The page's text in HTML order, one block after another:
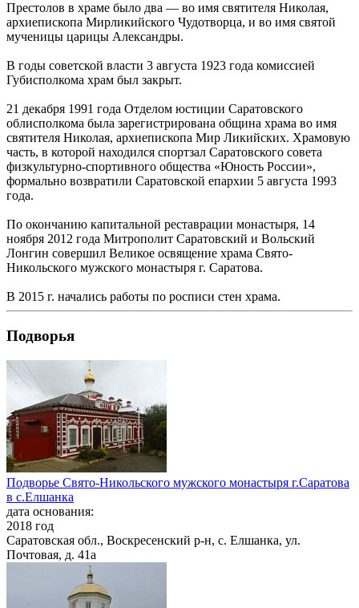
Престолов в храме было два — во имя святителя Николая,
архиепископа Мирликийского Чудотворца, и во имя святой
мученицы царицы Александры.
В годы советской власти 3 августа 1923 года комиссией
Губисполкома храм был закрыт.
21 декабря 1991 года Отделом юстиции Саратовского
облисполкома была зарегистрирована община храма во имя
святителя Николая, архиепископа Мир Ликийских. Храмовую
часть, в которой находился спортзал Саратовского совета
физкультурно-спортивного общества «Юность России»,
формально возвратили Саратовской епархии 5 августа 1993
года.
По окончанию капитальной реставрации монастыря, 14
ноября 2012 года Митрополит Саратовский и Вольский
Лонгин совершил Великое освящение храма Свято-
Никольского мужского монастыря г. Саратова.
В 2015 г. начались работы по росписи стен храма.
Подворья
Подворье Свято-Никольского мужского монастыря г.Саратова
в с.Елшанка
дата основания:
2018 год
Саратовская обл., Воскресенский р-н, с. Елшанка, ул.
Почтовая, д. 41а